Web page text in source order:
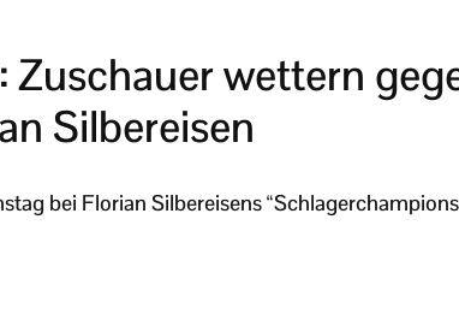
Zuschauer wettern
Silbereisen
bei Florian Silbereisens